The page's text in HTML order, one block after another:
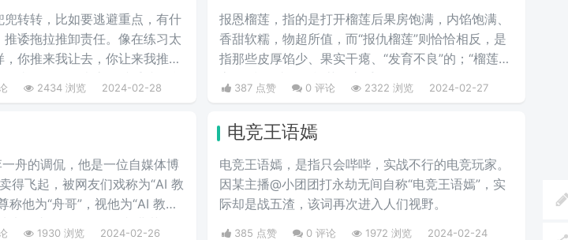
转转，比如要逃避重点，有什
诿拖拉推卸责任。像在练习太
你推来我让去，你让来我推
推去，不明确表态，避重就轻含
2434 浏览 2024-02-28
报恩榴莲，指的是打开榴莲后果房饱满，内馅饱满、
香甜软糯，物超所值，而“报仇榴莲”则恰恰相反，是
指那些皮厚馅少、果实干瘪、“发育不良”的；“榴莲刺
客”则指那些会挑榴莲的高手。
387 点赞 0 评论 2322 浏览 2024-02-27
舟的调侃，他是一位自媒体博
得飞起，被网友们戏称为“AI 教
称他为“舟哥”，视他为“AI 教
1930 浏览 2024-02-26
电竞王语嫣
电竞王语嫣，是指只会哔哔，实战不行的电竞玩家。
因某主播@小团团打永劫无间自称“电竞王语嫣”，实
际却是战五渣，该词再次进入人们视野。
385 点赞 0 评论 1972 浏览 2024-02-24